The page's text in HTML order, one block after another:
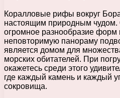
Коралловые рифы вокруг
настоящим природным чудом.
огромное разнообразие форм
неповторимую панораму
является домом для
морских обитателей. При
окажетесь среди этого
где каждый камень и каждый
сокровища.